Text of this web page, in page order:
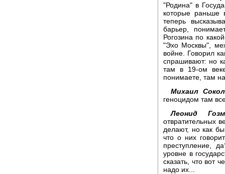
"Родина" в
которые раньше
теперь
барьер,
Рогозина по
"Эхо Москвы",
войне. Говорил
спрашивают: но
там в 19-ом
понимаете, там
Михаил
геноцидом там
Леонид
отвратительных
делают, но как
что о них
преступление,
уровне в
сказать, что вот
надо их...